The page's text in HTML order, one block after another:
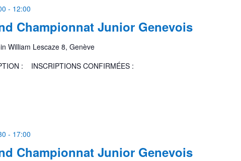
Championnat Junior Genevois
- 12:00
William Lescaze 8, Genève
: INSCRIPTIONS CONFIRMÉES :
Championnat Junior Genevois
- 17:00